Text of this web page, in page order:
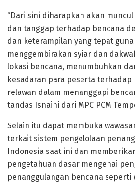
“Dari sini diharapkan akan
dan tanggap terhadap bencana
dan keterampilan yang tepat guna
menggembirakan syiar dan
lokasi bencana, menumbuhkan
kesadaran para peserta terhadap
relawan dalam menanggapi
tandas Isnaini dari MPC PCM
Selain itu dapat membuka
terkait sistem pengelolaan
Indonesia saat ini dan
pengetahuan dasar mengenai
penanggulangan bencana seperti